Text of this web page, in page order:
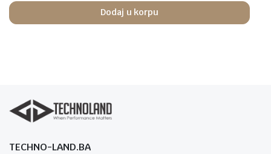
Dodaj u korpu
TECHNO-LAND.BA